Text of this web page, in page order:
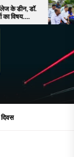
सूरत में
पर फूटा